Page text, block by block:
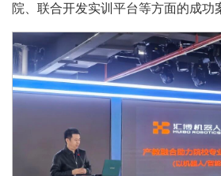
院、联合开发实训平台等方面的成功